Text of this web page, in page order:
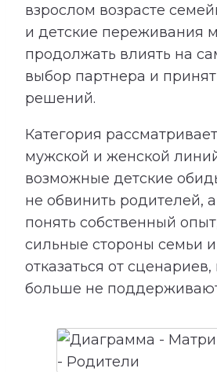
взрослом возрасте
и детские переживания
продолжать влиять на
выбор партнера и
решений.
Категория
мужской и женской
возможные детские
не обвинить родителей,
понять собственный
сильные стороны семьи
отказаться от
больше не